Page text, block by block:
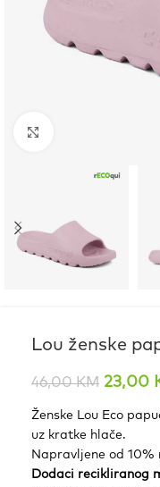
Lou ženske
46,00KM 23,00
Ženske Lou Eco
uz kratke hlače.
Napravljene od
Dodaci recikliranog